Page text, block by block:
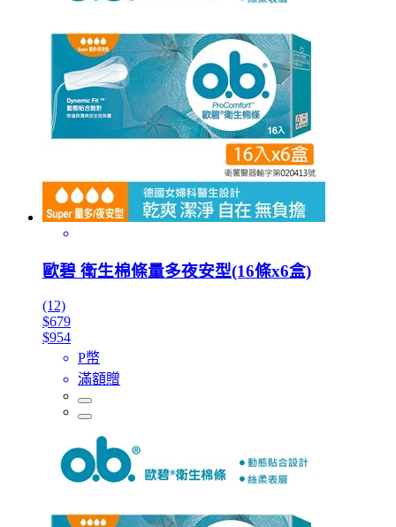
歐碧 衛生棉條量多夜安型(16條x6盒)
(12)
$679
$954
P幣
滿額贈